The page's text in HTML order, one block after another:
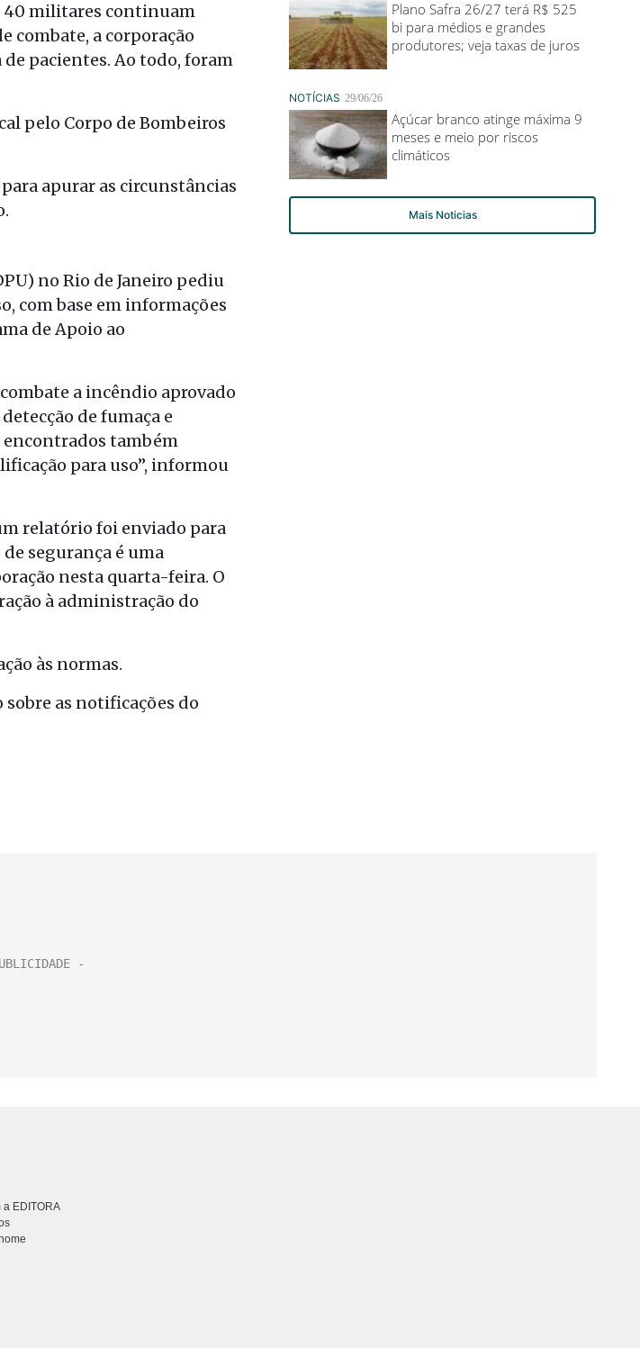
40 militares continuam
combate, a corporação
pacientes. Ao todo, foram
pelo Corpo de Bombeiros
apurar as circunstâncias
no Rio de Janeiro pediu
com base em informações
de Apoio ao
a incêndio aprovado
de fumaça e
encontrados também
para uso”, informou
relatório foi enviado para
segurança é uma
nesta quarta-feira. O
à administração do
às normas.
as notificações do
EDITORA